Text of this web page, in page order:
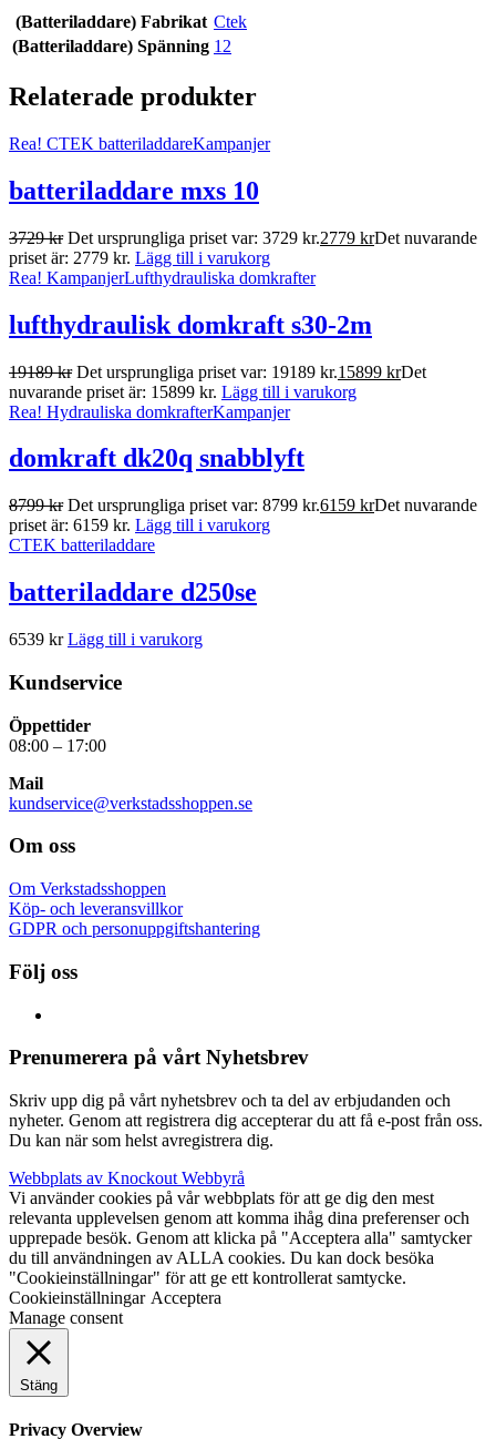
(Batteriladdare) Fabrikat Ctek
(Batteriladdare) Spänning 12
Relaterade produkter
Rea! CTEK batteriladdareKampanjer
batteriladdare mxs 10
3729kr Det ursprungliga priset var: 3729 kr.2779 krDet nuvarande
priset är: 2779 kr. Lägg till i varukorg
Rea! KampanjerLufthydrauliska domkrafter
lufthydraulisk domkraft s30-2m
19189kr Det ursprungliga priset var: 19189 kr.15899 krDet
nuvarande priset är: 15899 kr. Lägg till i varukorg
Rea! Hydrauliska domkrafterKampanjer
domkraft dk20q snabblyft
8799kr Det ursprungliga priset var: 8799 kr.6159 krDet nuvarande
priset är: 6159 kr. Lägg till i varukorg
CTEK batteriladdare
batteriladdare d250se
6539 kr Lägg till i varukorg
Kundservice
Öppettider
08:00 – 17:00
Mail
kundservice@verkstadsshoppen.se
Om oss
Om Verkstadsshoppen
Köp- och leveransvillkor
GDPR och personuppgiftshantering
Följ oss
Prenumerera på vårt Nyhetsbrev
Skriv upp dig på vårt nyhetsbrev och ta del av erbjudanden och
nyheter. Genom att registrera dig accepterar du att få e-post från oss.
Du kan när som helst avregistrera dig.
Webbplats av Knockout Webbyrå
Vi använder cookies på vår webbplats för att ge dig den mest
relevanta upplevelsen genom att komma ihåg dina preferenser och
upprepade besök. Genom att klicka på "Acceptera alla" samtycker
du till användningen av ALLA cookies. Du kan dock besöka
"Cookieinställningar" för att ge ett kontrollerat samtycke.
Cookieinställningar Acceptera
Manage consent
Stäng
Privacy Overview